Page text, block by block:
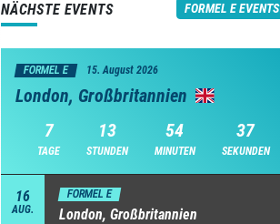
NÄCHSTE EVENTS FORMEL E EVENTS
FORMEL E 15. August 2026
London, Großbritannien
7
TAGE
13
STUNDEN
54
MINUTEN
36
SEKUNDEN
16
AUG.
FORMEL E
London, Großbritannien